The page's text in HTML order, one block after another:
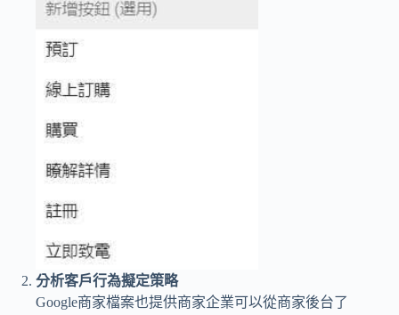
分析客戶行為擬定策略
Google商家檔案也提供商家企業可以從商家後台了